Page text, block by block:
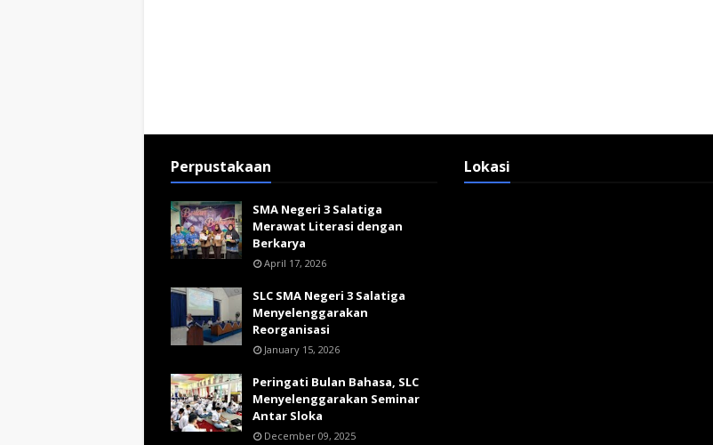
Perpustakaan
SMA Negeri 3 Salatiga
Merawat Literasi dengan
Berkarya
April 17, 2026
SLC SMA Negeri 3 Salatiga
Menyelenggarakan
Reorganisasi
January 15, 2026
Peringati Bulan Bahasa, SLC
Menyelenggarakan Seminar
Antar Sloka
December 09, 2025
Lokasi